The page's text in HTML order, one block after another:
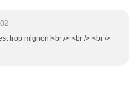
trop mignon!<br /> <br /> <br />